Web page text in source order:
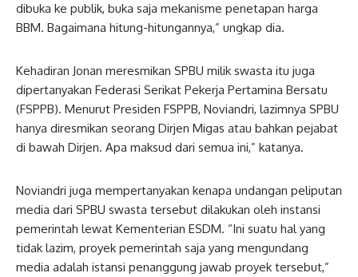
dibuka ke publik, buka saja mekanisme penetapan harga
BBM. Bagaimana hitung-hitungannya,” ungkap dia.
Kehadiran Jonan meresmikan SPBU milik swasta itu juga
dipertanyakan Federasi Serikat Pekerja Pertamina Bersatu
(FSPPB). Menurut Presiden FSPPB, Noviandri, lazimnya SPBU
hanya diresmikan seorang Dirjen Migas atau bahkan pejabat
di bawah Dirjen. Apa maksud dari semua ini,” katanya.
Noviandri juga mempertanyakan kenapa undangan peliputan
media dari SPBU swasta tersebut dilakukan oleh instansi
pemerintah lewat Kementerian ESDM. “Ini suatu hal yang
tidak lazim, proyek pemerintah saja yang mengundang
media adalah istansi penanggung jawab proyek tersebut,”